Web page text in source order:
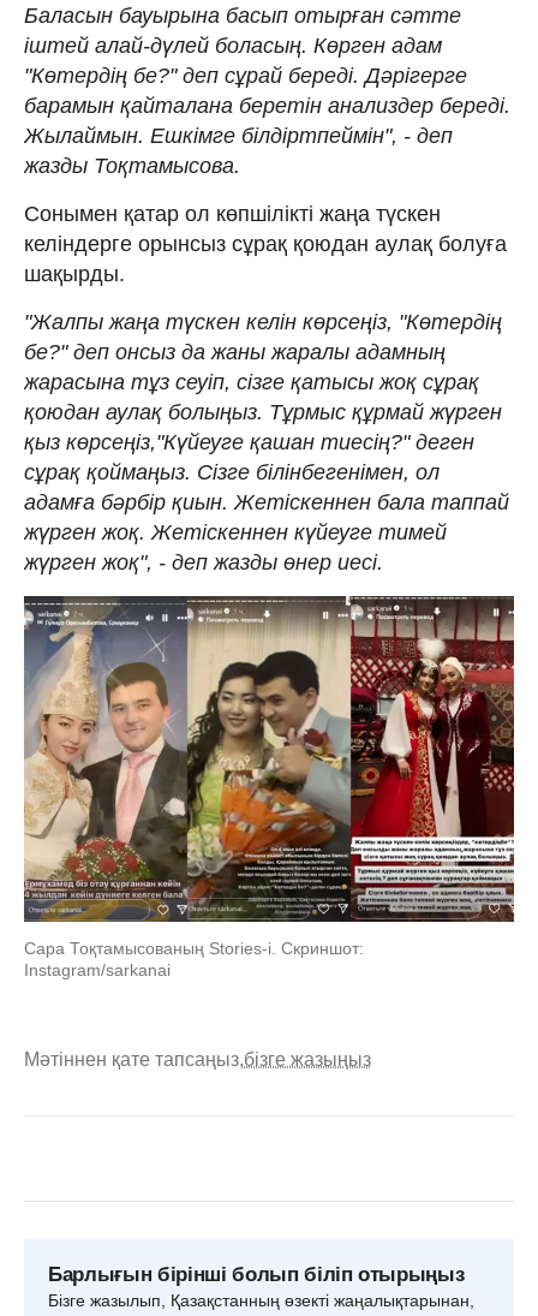
Баласын бауырына басып отырған сәтте
іштей алай-дүлей боласың. Көрген адам
"Көтердің бе?" деп сұрай береді. Дәрігерге
барамын қайталана беретін анализдер береді.
Жылаймын. Ешкімге білдіртпеймін", - деп
жазды Тоқтамысова.
Сонымен қатар ол көпшілікті жаңа түскен
келіндерге орынсыз сұрақ қоюдан аулақ болуға
шақырды.
"Жалпы жаңа түскен келін көрсеңіз, "Көтердің
бе?" деп онсыз да жаны жаралы адамның
жарасына тұз сеуіп, сізге қатысы жоқ сұрақ
қоюдан аулақ болыңыз. Тұрмыс құрмай жүрген
қыз көрсеңіз,"Күйеуге қашан тиесің?" деген
сұрақ қоймаңыз. Сізге білінбегенімен, ол
адамға бәрбір қиын. Жетіскеннен бала таппай
жүрген жоқ. Жетіскеннен күйеуге тимей
жүрген жоқ", - деп жазды өнер иесі.
Сара Тоқтамысованың Stories-i. Скриншот:
Instagram/sarkanai
Мәтіннен қате тапсаңыз,бізге жазыңыз
Барлығын бірінші болып біліп отырыңыз
Бізге жазылып, Қазақстанның өзекті жаңалықтарынан,